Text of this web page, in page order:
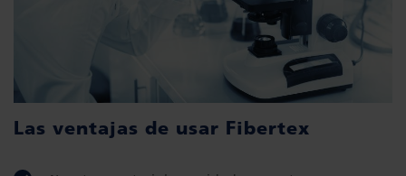
Las ventajas de usar Fibertex